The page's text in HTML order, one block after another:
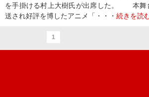
を手掛ける村上大樹氏が出席した。 本舞
送され好評を博したアニメ「・・・ 続きを読
1